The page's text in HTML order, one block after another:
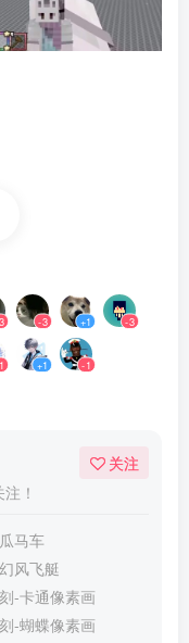
-3 +1 -3
+1 -1
！
关注
马车
风飞艇
-卡通像素画
-蝴蝶像素画